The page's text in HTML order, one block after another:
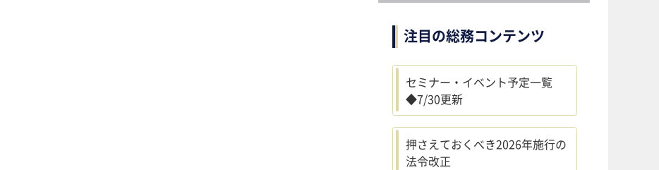
注目の総務コンテンツ
セミナー・イベント予定一覧
◆7/30更新
押さえておくべき2026年施行の
法令改正